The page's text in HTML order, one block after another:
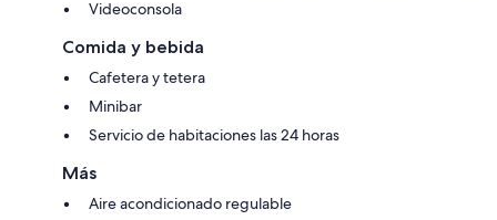
Videoconsola
Comida y bebida
Cafetera y tetera
Minibar
Servicio de habitaciones las 24 horas
Más
Aire acondicionado regulable